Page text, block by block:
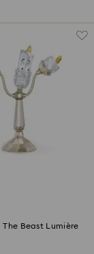
Beast Lumière